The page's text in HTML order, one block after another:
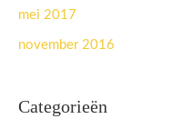
mei 2017
november 2016
Categorieën